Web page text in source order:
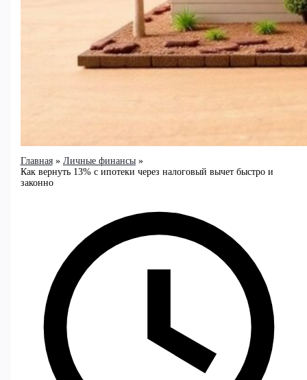
Главная
Личные финансы
Как вернуть 13% с ипотеки через налоговый вычет быстро и
законно